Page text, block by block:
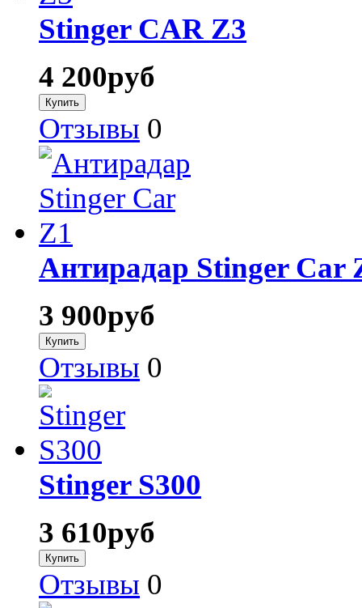
Stinger CAR Z3
4 200руб
Отзывы 0
Антирадар Stinger Car
3 900руб
Отзывы 0
Stinger S300
3 610руб
Отзывы 0